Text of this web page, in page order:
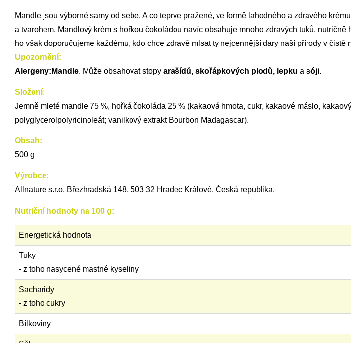
Mandle jsou výborné samy od sebe. A co teprve pražené, ve formě lahodného a zdravého
a tvarohem. Mandlový krém s hořkou čokoládou navíc obsahuje mnoho zdravých tuků,
ho však doporučujeme každému, kdo chce zdravě mlsat ty nejcennější dary naší přírody v čistě
Upozornění:
Alergeny: Mandle. Může obsahovat stopy arašídů, skořápkových plodů, lepku a sóji.
Složení:
Jemně mleté mandle 75 %, hořká čokoláda 25 % (kakaová hmota, cukr, kakaové máslo,
polyglycerolpolyricinoleát; vanilkový extrakt Bourbon Madagascar).
Obsah:
500 g
Výrobce:
Allnature s.r.o, Březhradská 148, 503 32 Hradec Králové, Česká republika.
Nutriční hodnoty na 100 g:
Energetická hodnota
Tuky
- z toho nasycené mastné kyseliny
Sacharidy
- z toho cukry
Bílkoviny